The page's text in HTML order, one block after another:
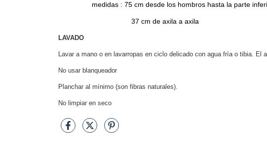
medidas : 75 cm desde los hombros hasta la parte
37 cm de axila a axila
LAVADO
Lavar a mano o en lavarropas en ciclo delicado con agua fría o tibia. El
No usar blanqueador
Planchar al mínimo (son fibras naturales).
No limpiar en seco